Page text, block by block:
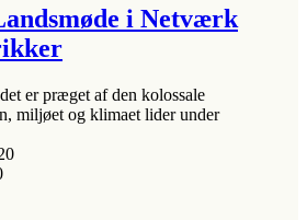
i Netværk
er præget af den kolossale
miljøet og klimaet lider under